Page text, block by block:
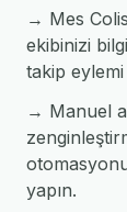
→ Mes
ekibinizi
takip
→ Manuel
yapın.